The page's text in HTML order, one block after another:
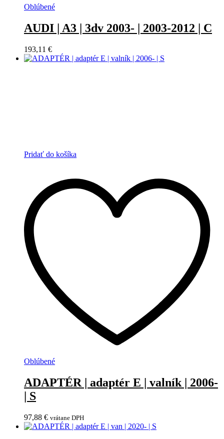
Oblúbené
AUDI | A3 | 3dv 2003- | 2003-2012 | C
193,11 €
Pridať do košíka
Oblúbené
ADAPTÉR | adaptér E | valník | 2006-
| S
97,88 € vrátane DPH